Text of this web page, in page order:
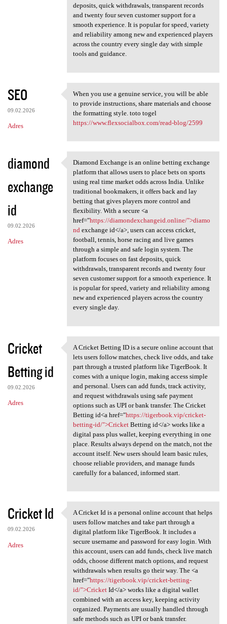
deposits, quick withdrawals, transparent records
and twenty four seven customer support for a
smooth experience. It is popular for speed, variety
and reliability among new and experienced players
across the country every single day with simple
tools and guidance.
SEO
09.02.2026
Adres
When you use a genuine
When you use a genuine service, you will be able
to provide instructions, share materials and choose
the formatting style. toto togel
https://www.flexsocialbox.com/read-blog/2599
diamond
exchange
id
09.02.2026
Adres
Diamond Exchange is an online
Diamond Exchange is an online betting exchange
platform that allows users to place bets on sports
using real time market odds across India. Unlike
traditional bookmakers, it offers back and lay
betting that gives players more control and
flexibility. With a secure <a
href="https://diamondexchangeid.online/">diamo
ndexchange id</a>, users can access cricket,
football, tennis, horse racing and live games
through a simple and safe login system. The
platform focuses on fast deposits, quick
withdrawals, transparent records and twenty four
seven customer support for a smooth experience. It
is popular for speed, variety and reliability among
new and experienced players across the country
every single day.
Cricket
Betting id
09.02.2026
Adres
A Cricket Betting ID is a
A Cricket Betting ID is a secure online account that
lets users follow matches, check live odds, and take
part through a trusted platform like TigerBook. It
comes with a unique login, making access simple
and personal. Users can add funds, track activity,
and request withdrawals using safe payment
options such as UPI or bank transfer. The Cricket
Betting id<a href="https://tigerbook.vip/cricket-
betting-id/">CricketBetting id</a> works like a
digital pass plus wallet, keeping everything in one
place. Results always depend on the match, not the
account itself. New users should learn basic rules,
choose reliable providers, and manage funds
carefully for a balanced, informed start.
Cricket Id
09.02.2026
Adres
A Cricket Id is a personal
A Cricket Id is a personal online account that helps
users follow matches and take part through a
digital platform like TigerBook. It includes a
secure username and password for easy login. With
this account, users can add funds, check live match
odds, choose different match options, and request
withdrawals when results go their way. The <a
href="https://tigerbook.vip/cricket-betting-
id/">CricketId</a> works like a digital wallet
combined with an access key, keeping activity
organized. Payments are usually handled through
safe methods such as UPI or bank transfer.